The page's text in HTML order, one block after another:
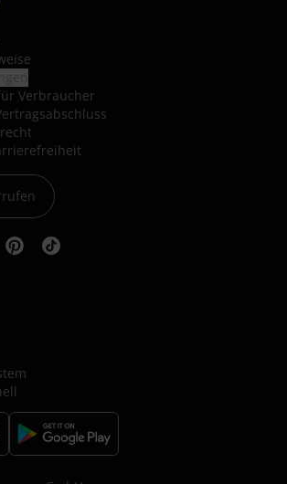
Verbraucher